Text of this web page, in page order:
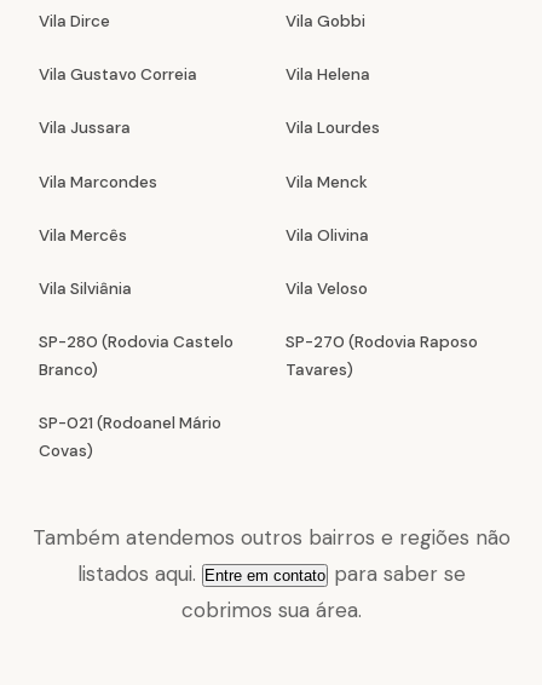
Vila Dirce Vila Gobbi
Vila Gustavo Correia Vila Helena
Vila Jussara Vila Lourdes
Vila Marcondes Vila Menck
Vila Mercês Vila Olivina
Vila Silviânia Vila Veloso
SP-280 (Rodovia Castelo
Branco)
SP-270 (Rodovia Raposo
Tavares)
SP-021 (Rodoanel Mário
Covas)
Também atendemos outros bairros e regiões não
listados aqui.
Entre em contatopara saber se
cobrimos sua área.